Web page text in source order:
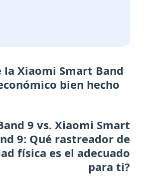
la Xiaomi Smart Band
bien hecho
9 vs. Xiaomi Smart
9: Qué rastreador de
física es el adecuado
para ti?